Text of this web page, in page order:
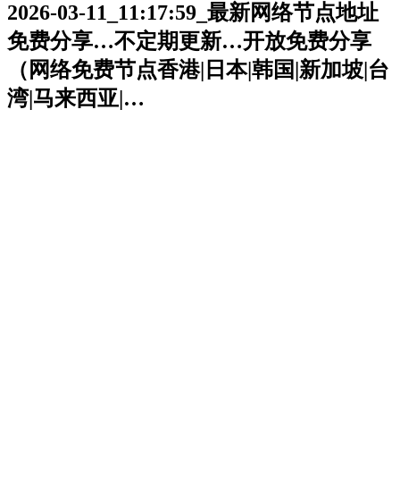
2026-03-11_11:17:59_最新网络节点地址
免费分享…不定期更新…开放免费分享
（网络免费节点香港|日本|韩国|新加坡|台
湾|马来西亚|…